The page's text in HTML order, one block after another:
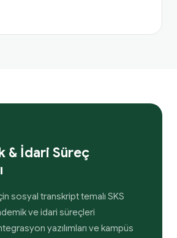
& İdari Süreç
sosyal transkript temalı SKS
ve idari süreçleri
yazılımları ve kampüs